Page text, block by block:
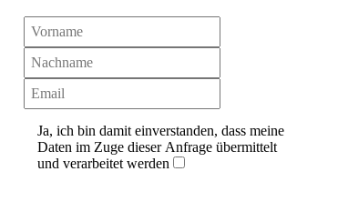
Ja, ich bin damit einverstanden, dass meine
Daten im Zuge dieser Anfrage übermittelt
und verarbeitet werden